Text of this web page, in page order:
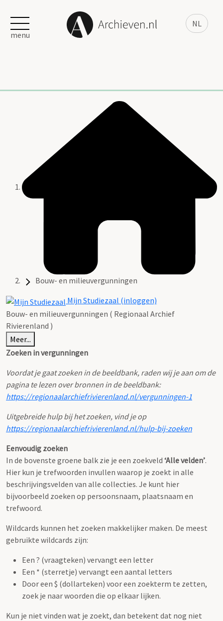
NL
menu
Bouw- en milieuvergunningen
Mijn Studiezaal (inloggen)
Bouw- en milieuvergunningen ( Regionaal Archief
Rivierenland )
Meer...
Zoeken in vergunningen
Voordat je gaat zoeken in de beeldbank, raden wij je aan om de
pagina te lezen over bronnen in de beeldbank:
https://regionaalarchiefrivierenland.nl/vergunningen-1
Uitgebreide hulp bij het zoeken, vind je op
https://regionaalarchiefrivierenland.nl/hulp-bij-zoeken
Eenvoudig zoeken
In de bovenste groene balk zie je een zoekveld ‘Alle velden’.
Hier kun je trefwoorden invullen waarop je zoekt in alle
beschrijvingsvelden van alle collecties. Je kunt hier
bijvoorbeeld zoeken op persoonsnaam, plaatsnaam en
trefwoord.
Wildcards kunnen het zoeken makkelijker maken. De meest
gebruikte wildcards zijn:
Een ? (vraagteken) vervangt een letter
Een * (sterretje) vervangt een aantal letters
Door een $ (dollarteken) voor een zoekterm te zetten,
zoek je naar woorden die op elkaar lijken.
Kun je niet vinden wat je zoekt, dan betekent dat nog niet